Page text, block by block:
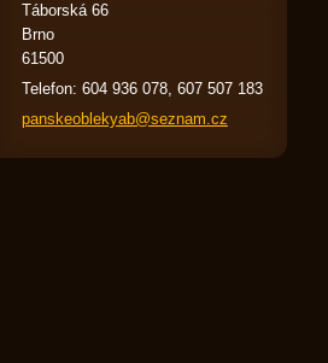
Táborská 66
Brno
61500
Telefon: 604 936 078, 607 507 183
panskeob lekyab@seznam.cz